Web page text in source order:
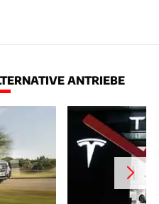
ANTRIEBE